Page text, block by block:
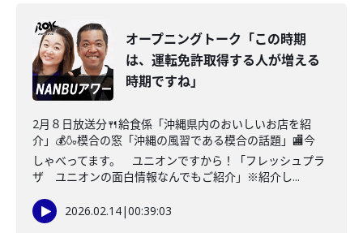
オープニングトーク「この時期
は、運転免許取得する人が増える
時期ですね」
2月８日放送分🍴給食係「沖縄県内のおいしいお店を紹
介」💰🍶模合の窓「沖縄の風習である模合の話題」🏬今
しゃべってます。 ユニオンですから！「フレッシュプラ
ザ ユニオンの面白情報なんでもご紹介」※紹介し...
2026.02.14|00:39:03